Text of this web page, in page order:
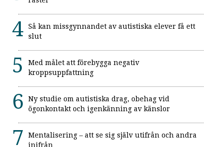
Så kan missgynnandet av autistiska elever få ett
slut
Med målet att förebygga negativ
kroppsuppfattning
Ny studie om autistiska drag, obehag vid
ögonkontakt och igenkänning av känslor
Mentalisering – att se sig själv utifrån och andra
inifrån